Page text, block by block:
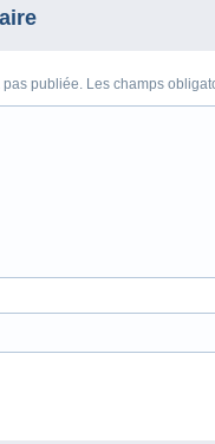
publiée. Les champs